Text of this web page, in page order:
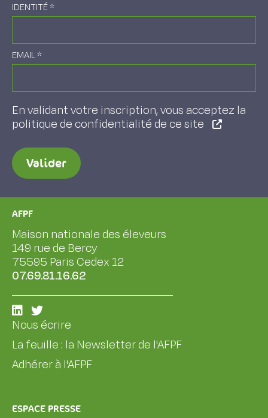
IDENTITÉ*
EMAIL*
En validant votre inscription, vous acceptez la
politique de confidentialité de ce site
Valider
AFPF
Maison nationale des éleveurs
149 rue de Bercy
75595 Paris Cedex 12
07.69.81.16.62
Nous écrire
La feuille : la Newsletter de l'AFPF
Adhérer à l'AFPF
ESPACE PRESSE